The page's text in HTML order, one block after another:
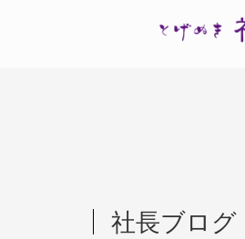
社長ブログ